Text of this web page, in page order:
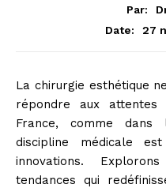
Par:
Date:
27
La chirurgie esthétique
répondre aux attentes
France, comme
discipline médicale
innovations.
tendances qui